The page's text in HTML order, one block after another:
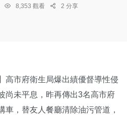
8,353 觀看 2 分享
高市府衛生局爆出績優督導性侵
尚未平息，昨再傳出3名高市府
車，替友人餐廳清除油污管道，